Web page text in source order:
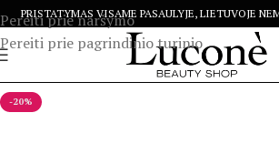
Pereiti prie naršymo
Pereiti prie pagrindinio turinio
PRISTATYMAS VISAME PASAULYJE, LIETUVOJE
-20%